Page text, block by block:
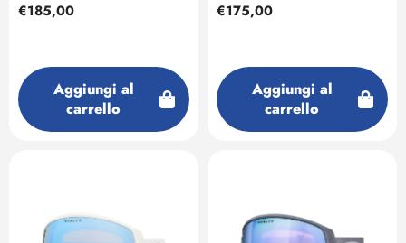
Prezzo
€185,00
Aggiungi al
carrello
Prezzo
€175,00
Aggiungi al
carrello